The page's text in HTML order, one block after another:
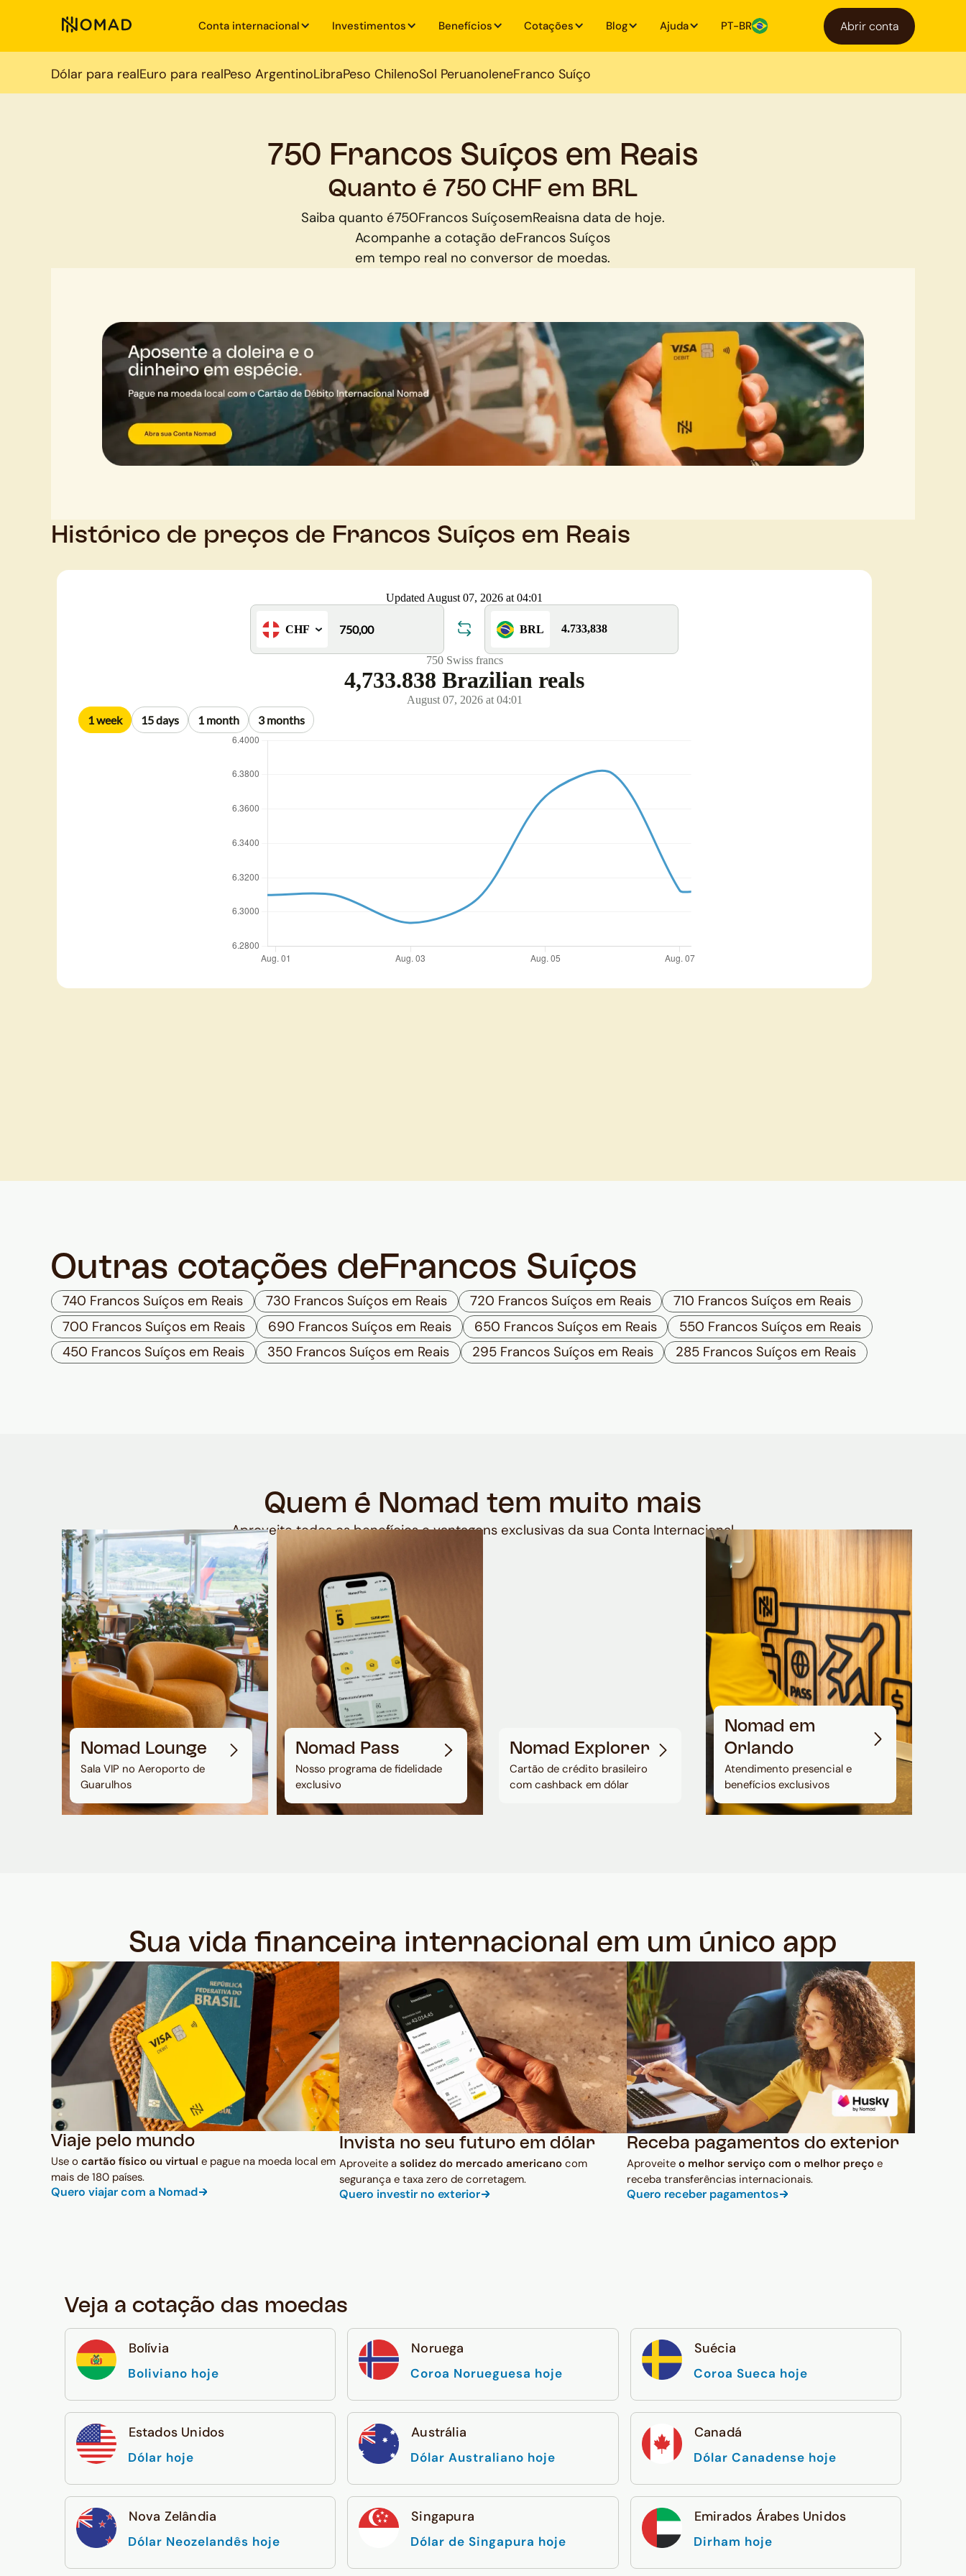
Conta internacional Investimentos Benefícios Cotações Blog Ajuda PT-BR Abrir conta
Dólar para realEuro para realPeso ArgentinoLibraPeso ChilenoSol PeruanoIeneFranco Suíço
750 Francos Suíços em Reais
Quanto é 750 CHF em BRL
Saiba quanto é750Francos SuíçosemReaisna data de hoje.
Acompanhe a cotação deFrancos Suíços
em tempo real no conversor de moedas.
Histórico de preços de Francos Suíços em Reais
Outras cotações de Francos Suíços
740 Francos Suíços em Reais 730 Francos Suíços em Reais 720 Francos Suíços em Reais
710 Francos Suíços em Reais
700 Francos Suíços em Reais
690 Francos Suíços em Reais 650 Francos Suíços em Reais
550 Francos Suíços em Reais
450 Francos Suíços em Reais
350 Francos Suíços em Reais 295 Francos Suíços em Reais 285 Francos Suíços em Reais
Quem é Nomad tem muito mais
Aproveite todos os benefícios e vantagens exclusivas da sua Conta Internacional
Nomad Lounge
Sala VIP no Aeroporto de
Guarulhos
Nomad Pass
Nosso programa de fidelidade
exclusivo
Nomad Explorer
Cartão de crédito brasileiro
com cashback em dólar
Nomad em
Orlando
Atendimento presencial e
benefícios exclusivos
Sua vida financeira internacional em um único app
Viaje pelo mundo
Use o cartão físico ou virtual e pague na moeda local em
mais de 180 países.
Quero viajar com a Nomad
Invista no seu futuro em dólar
Aproveite a solidez do mercado americanocom
segurança e taxa zero de corretagem.
Quero investir no exterior
Receba pagamentos do exterior
Aproveiteo melhor serviço com o melhor preço e
receba transferências internacionais.
Quero receber pagamentos
Veja a cotação das moedas
Bolívia
Boliviano hoje
Noruega
Coroa Norueguesa hoje
Suécia
Coroa Sueca hoje
Estados Unidos
Dólar hoje
Austrália
Dólar Australiano hoje
Canadá
Dólar Canadense hoje
Nova Zelândia
Dólar Neozelandês hoje
Singapura
Dólar de Singapura hoje
Emirados Árabes Unidos
Dirham hoje